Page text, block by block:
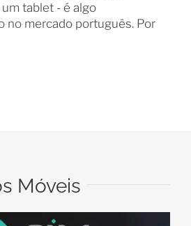
tablet - é algo
no mercado português. Por
Móveis